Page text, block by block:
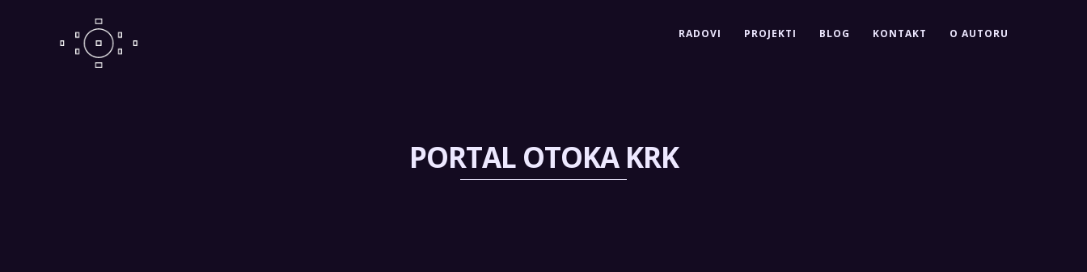
RADOVI PROJEKTI BLOG KONTAKT O AUTORU
PORTAL OTOKA KRK